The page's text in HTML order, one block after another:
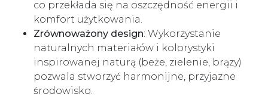
co przekłada się na oszczędność energii i
komfort użytkowania.
Zrównoważony design: Wykorzystanie
naturalnych materiałów i kolorystyki
inspirowanej naturą (beże, zielenie, brązy)
pozwala stworzyć harmonijne, przyjazne
środowisko.